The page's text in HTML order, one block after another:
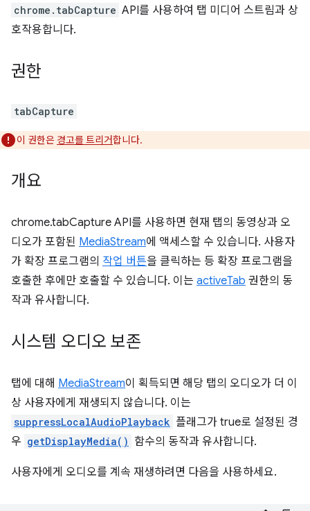
chrome.tabCapture API를 사용하여 탭 미디어 스트림과 상
호작용합니다.
권한
tabCapture
이 권한은 경고를 트리거합니다.
개요
chrome.tabCapture API를 사용하면 현재 탭의 동영상과 오
디오가 포함된 MediaStream에 액세스할 수 있습니다. 사용자
가 확장 프로그램의 작업 버튼을 클릭하는 등 확장 프로그램을
호출한 후에만 호출할 수 있습니다. 이는 activeTab 권한의 동
작과 유사합니다.
시스템 오디오 보존
탭에 대해 MediaStream이 획득되면 해당 탭의 오디오가 더 이
상 사용자에게 재생되지 않습니다. 이는
suppressLocalAudioPlayback 플래그가 true로 설정된 경
우 getDisplayMedia() 함수의 동작과 유사합니다.
사용자에게 오디오를 계속 재생하려면 다음을 사용하세요.